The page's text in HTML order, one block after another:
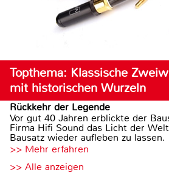
Topthema: Klassische
mit historischen Wurzeln
Rückkehr der Legende
Vor gut 40 Jahren erblickte der
Firma Hifi Sound das Licht der
Bausatz wieder aufleben zu lassen.
>> Mehr erfahren
>> Alle anzeigen